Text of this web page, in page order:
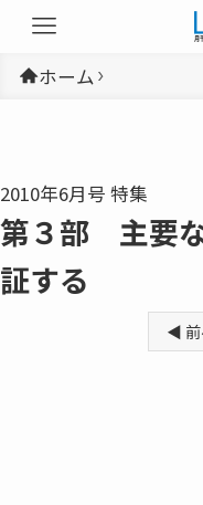
ホーム
2010年6月号 特集
第３部 主要
証する
◀ 前